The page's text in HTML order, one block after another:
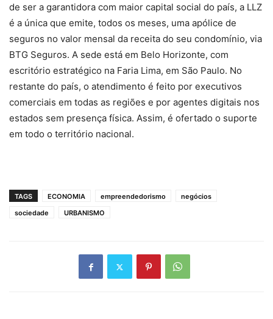
de ser a garantidora com maior capital social do país, a LLZ
é a única que emite, todos os meses, uma apólice de
seguros no valor mensal da receita do seu condomínio, via
BTG Seguros. A sede está em Belo Horizonte, com
escritório estratégico na Faria Lima, em São Paulo. No
restante do país, o atendimento é feito por executivos
comerciais em todas as regiões e por agentes digitais nos
estados sem presença física. Assim, é ofertado o suporte
em todo o território nacional.
TAGS ECONOMIA empreendedorismo
negócios
sociedade
URBANISMO